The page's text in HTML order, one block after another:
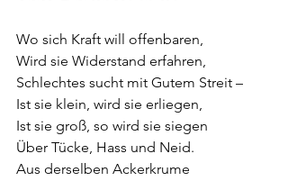
Wo sich Kraft will offenbaren,
Wird sie Widerstand erfahren,
Schlechtes sucht mit Gutem Streit –
Ist sie klein, wird sie erliegen,
Ist sie groß, so wird sie siegen
Über Tücke, Hass und Neid.
Aus derselben Ackerkrume